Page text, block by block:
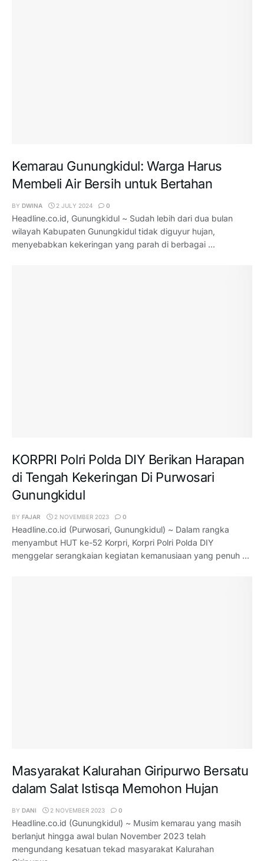
Kemarau Gunungkidul: Warga Harus
Membeli Air Bersih untuk Bertahan
BY DWINA 2 JULY 2024 0
Headline.co.id, Gunungkidul ~ Sudah lebih dari dua bulan
wilayah Kabupaten Gunungkidul tidak diguyur hujan,
menyebabkan kekeringan yang parah di berbagai ...
KORPRI Polri Polda DIY Berikan Harapan
di Tengah Kekeringan Di Purwosari
Gunungkidul
BY FAJAR 2 NOVEMBER 2023 0
Headline.co.id (Purwosari, Gunungkidul) ~ Dalam rangka
menyambut HUT ke-52 Korpri, Korpri Polri Polda DIY
menggelar serangkaian kegiatan kemanusiaan yang penuh ...
Masyarakat Kalurahan Giripurwo Bersatu
dalam Salat Istisqa Memohon Hujan
BY DANI 2 NOVEMBER 2023 0
Headline.co.id (Gunungkidul) ~ Musim kemarau yang masih
berlanjut hingga awal bulan November 2023 telah
mengundang kesatuan tekad masyarakat Kalurahan